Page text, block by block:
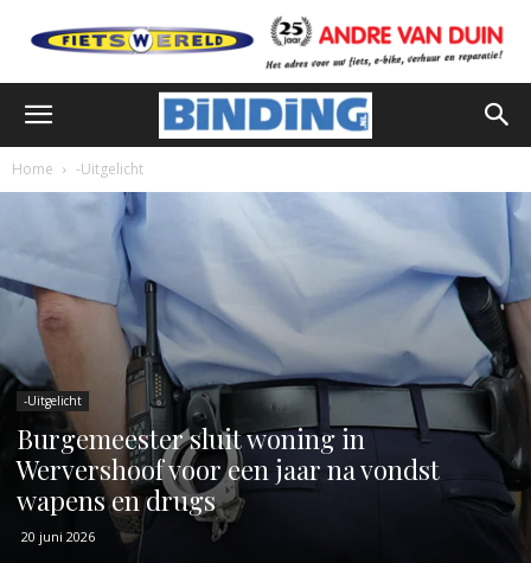
Home -Uitgelicht
-Uitgelicht
Burgemeester sluit woning in
Wervershoof voor een jaar na vondst
wapens en drugs
20 juni 2026